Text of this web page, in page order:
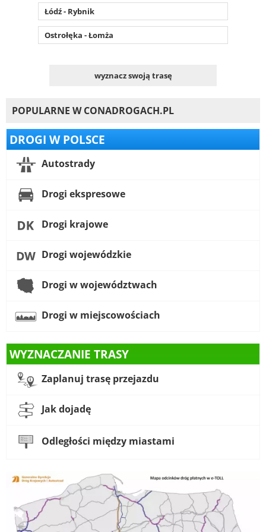
Łódź - Rybnik
Ostrołęka - Łomża
wyznacz swoją trasę
POPULARNE W CONADROGACH.PL
DROGI W POLSCE
Autostrady
Drogi ekspresowe
Drogi krajowe
Drogi wojewódzkie
Drogi w województwach
Drogi w miejscowościach
WYZNACZANIE TRASY
Zaplanuj trasę przejazdu
Jak dojadę
Odległości między miastami